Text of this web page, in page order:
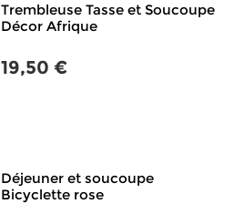
Trembleuse Tasse et Soucoupe
Décor Afrique
19,50 €
Déjeuner et soucoupe
Bicyclette rose